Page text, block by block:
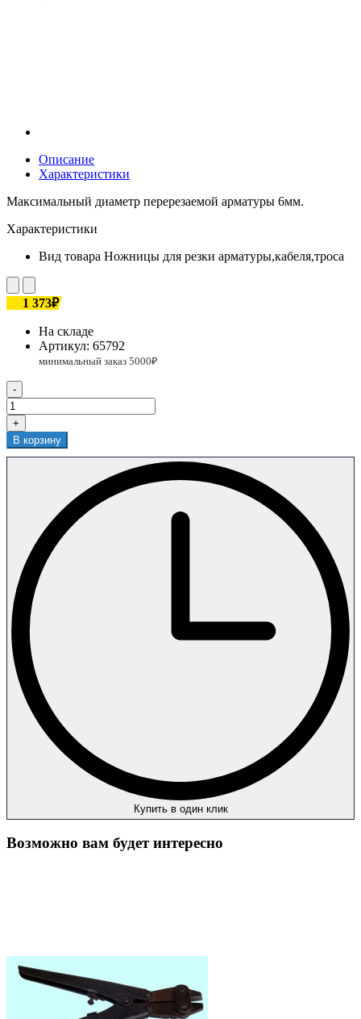
Описание
Характеристики
Максимальный диаметр перерезаемой арматуры 6мм.
Характеристики
Вид товара Ножницы для резки арматуры,кабеля,троса
1 373₽
На складе
Артикул: 65792
-
+
В корзину
Купить в один клик
Возможно вам будет интересно